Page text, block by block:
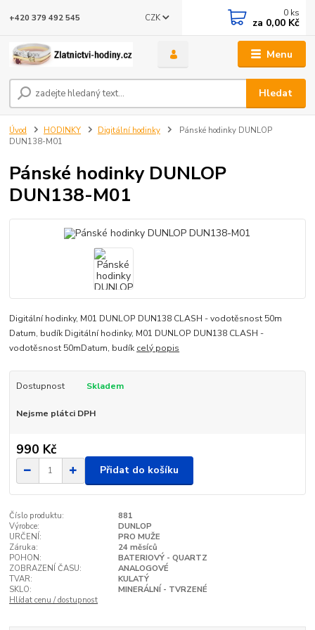
Menu
CZK
Hledat
+420 379 492 545 0 ks
za 0,00 Kč
Úvod HODINKY Digitální hodinky
Pánské hodinky DUNLOP
DUN138-M01
Pánské hodinky DUNLOP
DUN138-M01
Digitální hodinky, M01 DUNLOP DUN138 CLASH - vodotěsnost 50m
Datum, budík Digitální hodinky, M01 DUNLOP DUN138 CLASH -
vodotěsnost 50mDatum, budík celý popis
Dostupnost Skladem
Nejsme plátci DPH
990 Kč
Přidat do košíku
Číslo produktu:
881
Výrobce:
DUNLOP
URČENÍ:
PRO MUŽE
Záruka:
24 měsíců
POHON:
BATERIOVÝ - QUARTZ
ZOBRAZENÍ ČASU:
ANALOGOVÉ
TVAR:
KULATÝ
SKLO:
MINERÁLNÍ - TVRZENÉ
Hlídat cenu / dostupnost